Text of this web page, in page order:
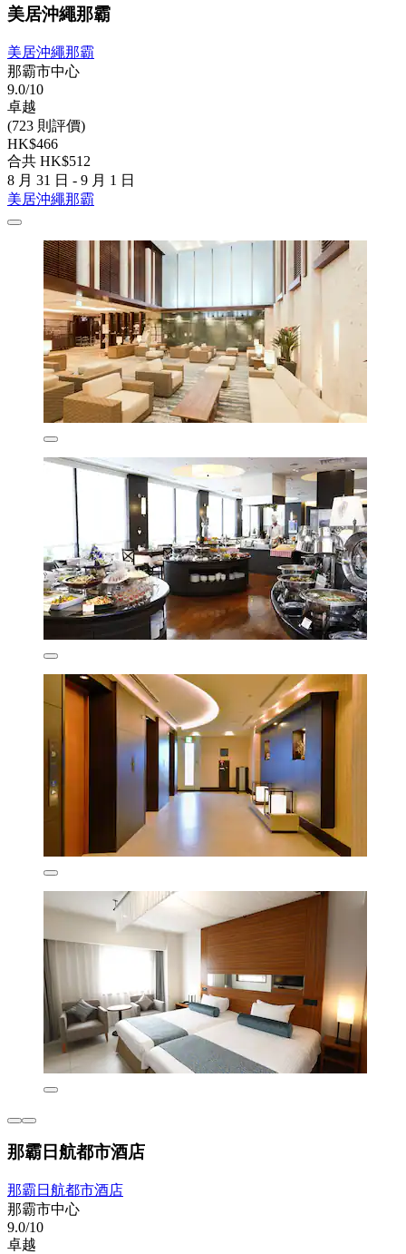
美居沖繩那霸
美居沖繩那霸
那霸市中心
9.0/10
卓越
(723 則評價)
HK$466
合共 HK$512
8 月 31 日 - 9 月 1 日
美居沖繩那霸
那霸日航都市酒店
那霸日航都市酒店
那霸市中心
9.0/10
卓越